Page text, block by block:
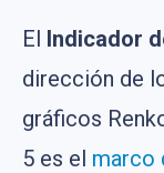
El Indicador
dirección de
gráficos
5 es el marco